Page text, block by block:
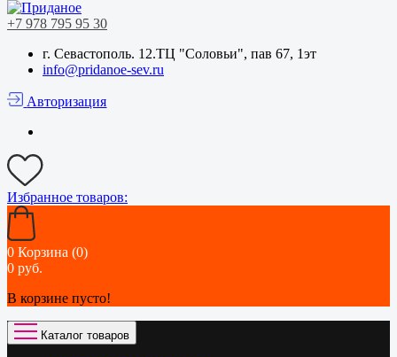
+7 978 795 95 30
г. Севастополь. 12.ТЦ "Соловьи", пав 67, 1эт
info@pridanoe-sev.ru
Авторизация
Избранное товаров:
0 Корзина (0)
0 руб.
В корзине пусто!
Каталог товаров